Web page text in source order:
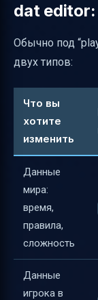
dat
Обычно под
двух типов:
Что вы
хотите
изменить
Данные
мира:
время,
правила,
сложность
Данные
игрока в